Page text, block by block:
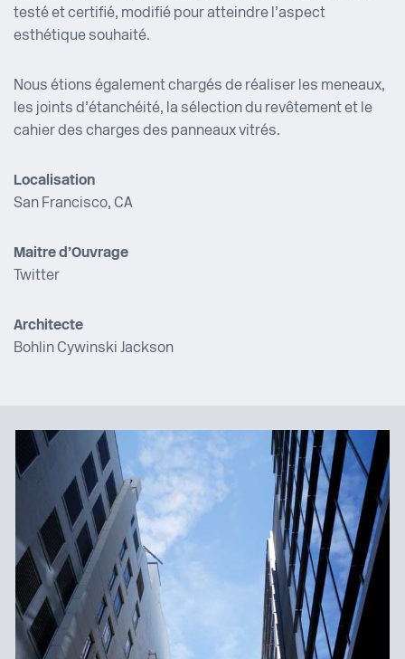
testé et certifié, modifié pour atteindre l’aspect
esthétique souhaité.
Nous étions également chargés de réaliser les meneaux,
les joints d’étanchéité, la sélection du revêtement et le
cahier des charges des panneaux vitrés.
Localisation
San Francisco, CA
Maitre d’Ouvrage
Twitter
Architecte
Bohlin Cywinski Jackson